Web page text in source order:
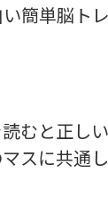
簡単脳ト
むと正し
スに共通